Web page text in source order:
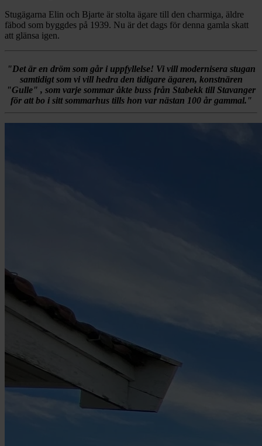
Stugägarna Elin och Bjarte är stolta ägare till den charmiga, äldre
fäbod som byggdes på 1939. Nu är det dags för denna gamla skatt
att glänsa igen.
"Det är en dröm som går i uppfyllelse! Vi vill modernisera stugan
samtidigt som vi vill hedra den tidigare ägaren, konstnären
"Gulle" , som varje sommar åkte buss från Stabekk till Stavanger
för att bo i sitt sommarhus tills hon var nästan 100 år gammal."